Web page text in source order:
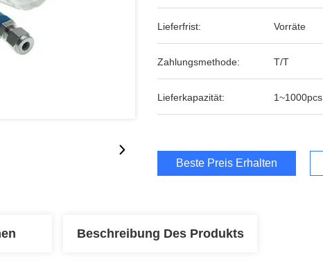
Lieferfrist: Vorräte
Zahlungsmethode: T/T
Lieferkapazität: 1~1000pcs
Beste Preis Erhalten
Beschreibung Des Produkts